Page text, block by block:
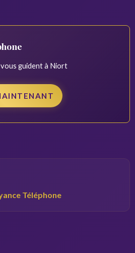
guident à Niort
Téléphone